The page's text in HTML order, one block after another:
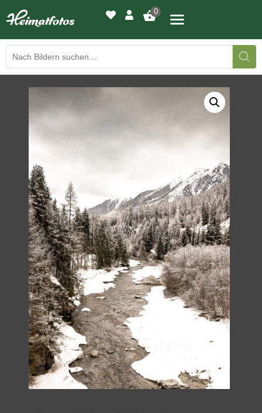
0
DRUCKQUALITÄTEN
LED-LEUCHTBILDER
WIR DRUCKEN IHR BILD
AUSSTELLUNGEN
HEIMATLICHTER
KONTAKT